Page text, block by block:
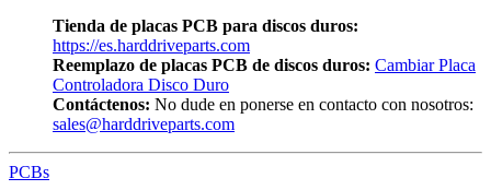
Tienda de placas PCB para discos duros:
https://es.harddriveparts.com
Reemplazo de placas PCB de discos duros: Cambiar Placa
Controladora Disco Duro
Contáctenos: No dude en ponerse en contacto con nosotros:
sales@harddriveparts.com
PCBs